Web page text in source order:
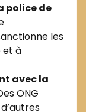
police de
les
et à
avec la
ONG